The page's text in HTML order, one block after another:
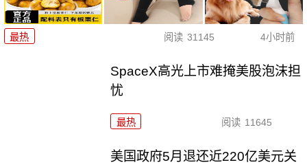
最热 阅读 31145 4小时前
SpaceX高光上市难掩美股泡沫担
忧
最热 阅读 11645
美国政府5月退还近220亿美元关